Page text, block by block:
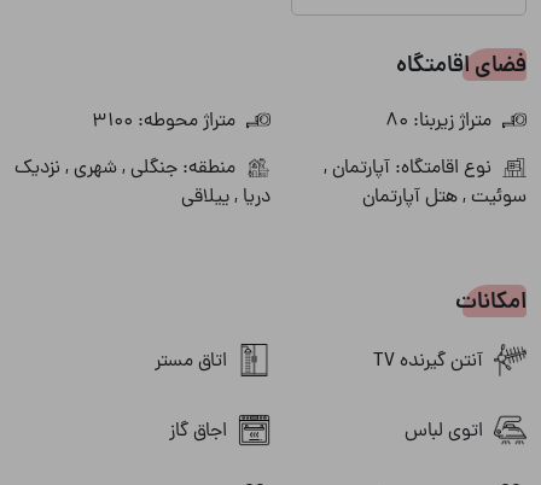
فضای اقامتگاه
متراژ زیربنا: 80
متراژ محوطه: 3100
نوع اقامتگاه: آپارتمان ,
سوئیت , هتل آپارتمان
منطقه: جنگلی , شهری , نزدیک
دریا , ییلاقی
امکانات
آنتن گیرنده TV اتاق مستر
اتوی لباس اجاق گاز